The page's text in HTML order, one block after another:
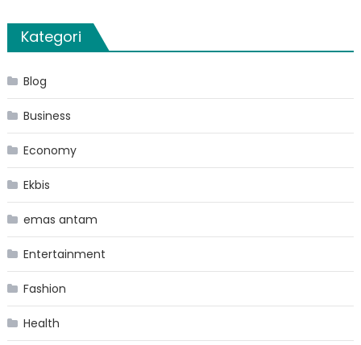
Kategori
Blog
Business
Economy
Ekbis
emas antam
Entertainment
Fashion
Health